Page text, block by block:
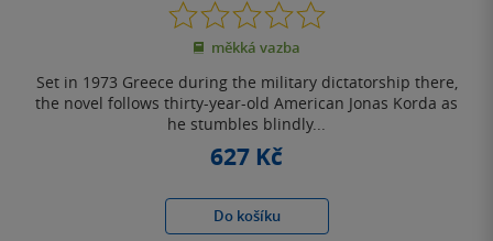
0.0
z
5
měkká vazba
Set in 1973 Greece during the military dictatorship there,
the novel follows thirty-year-old American Jonas Korda as
he stumbles blindly...
627 Kč
Do košíku